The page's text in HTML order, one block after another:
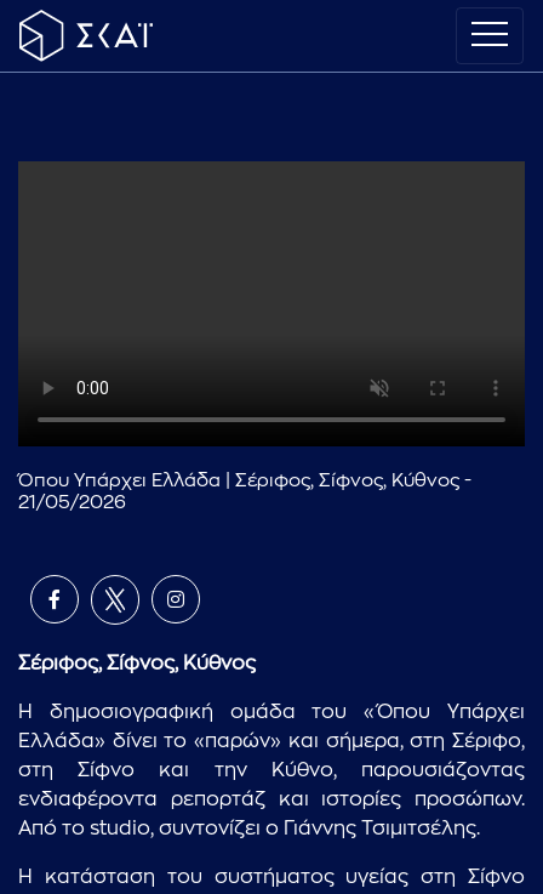
Όπου Υπάρχει Ελλάδα | Σέριφος, Σίφνος, Κύθνος -
21/05/2026
Σέριφος, Σίφνος, Κύθνος
Η δημοσιογραφική ομάδα του «Όπου Υπάρχει
Ελλάδα» δίνει το «παρών» και σήμερα, στη Σέριφο,
στη Σίφνο και την Κύθνο, παρουσιάζοντας
ενδιαφέροντα ρεπορτάζ και ιστορίες προσώπων.
Από το studio, συντονίζει ο Γιάννης Τσιμιτσέλης.
Η κατάσταση του συστήματος υγείας στη Σίφνο